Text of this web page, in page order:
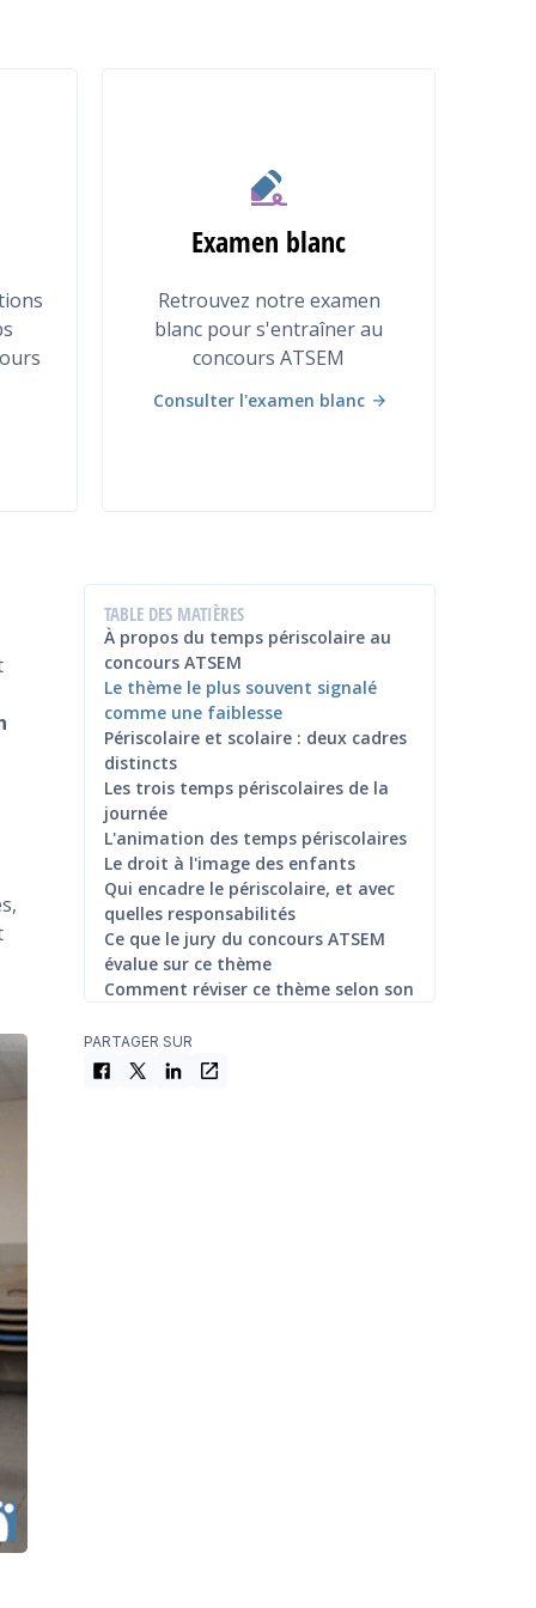
Examen blanc
Retrouvez notre examen
blanc pour s'entraîner au
concours ATSEM
Consulter l'examen blanc
TABLE DES MATIÈRES
À propos du temps périscolaire au
concours ATSEM
Le thème le plus souvent signalé
comme une faiblesse
Périscolaire et scolaire : deux cadres
distincts
Les trois temps périscolaires de la
journée
L'animation des temps périscolaires
Le droit à l'image des enfants
Qui encadre le périscolaire, et avec
quelles responsabilités
Ce que le jury du concours ATSEM
évalue sur ce thème
Comment réviser ce thème selon son
PARTAGER SUR